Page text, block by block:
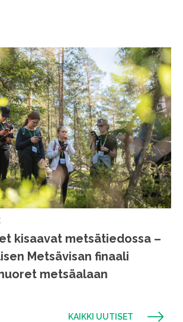
kisaavat metsätiedossa –
Metsävisan finaali
metsäalaan
KAIKKI UUTISET